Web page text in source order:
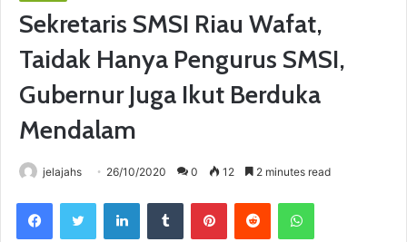
Sekretaris SMSI Riau Wafat,
Taidak Hanya Pengurus SMSI,
Gubernur Juga Ikut Berduka
Mendalam
jelajahs 26/10/2020 0 12 2 minutes read